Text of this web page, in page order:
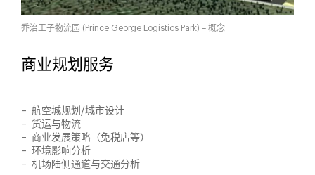
乔治王子物流园 (Prince George Logistics Park) – 概念
商业规划服务
航空城规划/城市设计
货运与物流
商业发展策略（免税店等）
环境影响分析
机场陆侧通道与交通分析